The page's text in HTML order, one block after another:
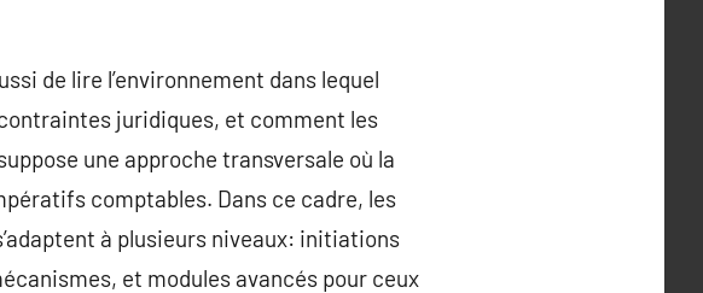
de lire l’environnement dans lequel
juridiques, et comment les
une approche transversale où la
comptables. Dans ce cadre, les
à plusieurs niveaux: initiations
et modules avancés pour ceux